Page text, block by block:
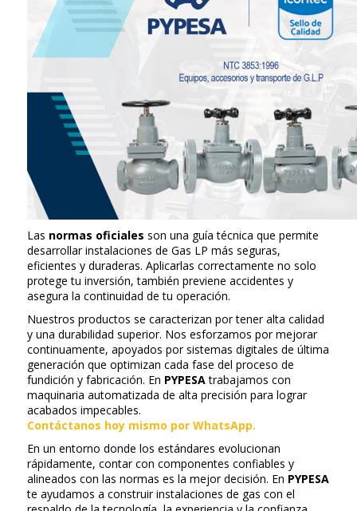
Las normas oficiales son una guía técnica que permite
desarrollar instalaciones de Gas LP más seguras,
eficientes y duraderas. Aplicarlas correctamente no solo
protege tu inversión, también previene accidentes y
asegura la continuidad de tu operación.
Nuestros productos se caracterizan por tener alta calidad
y una durabilidad superior. Nos esforzamos por mejorar
continuamente, apoyados por sistemas digitales de última
generación que optimizan cada fase del proceso de
fundición y fabricación. En PYPESAtrabajamos con
maquinaria automatizada de alta precisión para lograr
acabados impecables.
Contáctanos hoy mismo por WhatsApp.
En un entorno donde los estándares evolucionan
rápidamente, contar con componentes confiables y
alineados con las normas es la mejor decisión. En PYPESA
te ayudamos a construir instalaciones de gas con el